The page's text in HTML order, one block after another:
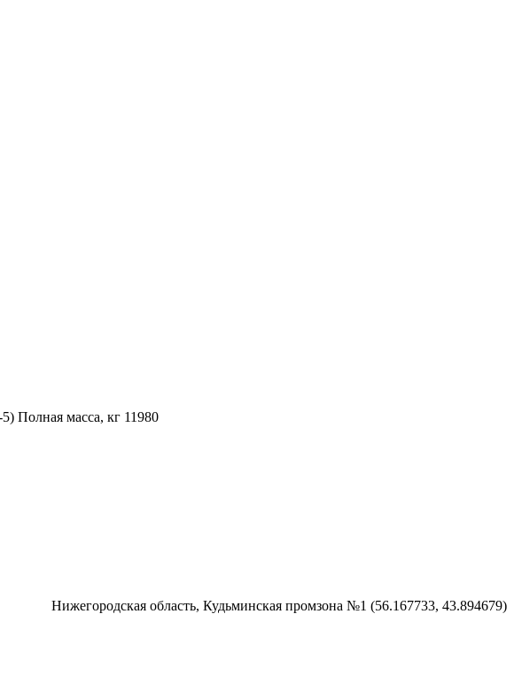
Полная масса, кг 11980
Нижегородская область, Кудьминская промзона №1 (56.167733, 43.894679)